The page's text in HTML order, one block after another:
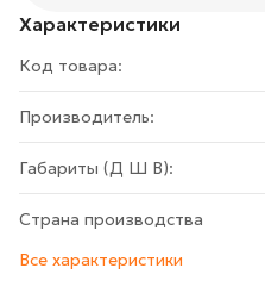
Характеристики
Код товара:
Производитель:
Габариты (Д Ш В):
Страна производства
Все характеристики